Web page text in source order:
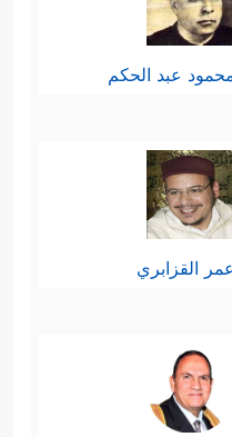
عبد الحكم
عمر القزابري